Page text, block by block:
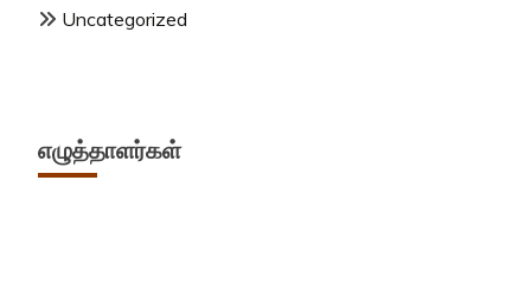
Uncategorized
எழுத்தாளர்கள்